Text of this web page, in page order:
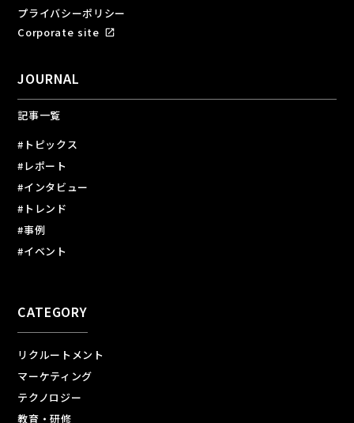
JOURNAL
記事一覧
#トピックス
#レポート
#インタビュー
#トレンド
#事例
#イベント
CATEGORY
リクルートメント
マーケティング
テクノロジー
教育・研修
プライバシーポリシー
Corporate site open_in_new